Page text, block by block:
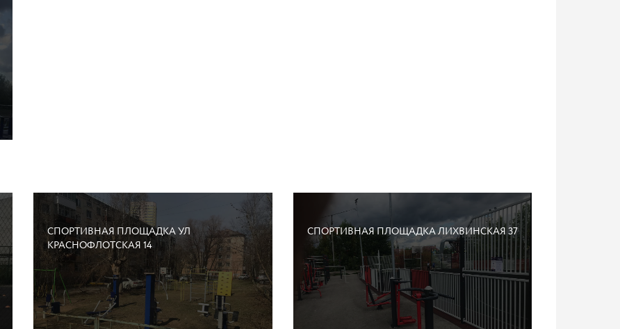
СПОРТИВНАЯ ПЛОЩАДКА УЛ
КРАСНОФЛОТСКАЯ 14
СПОРТИВНАЯ ПЛОЩАДКА ЛИХВИНСКАЯ 37